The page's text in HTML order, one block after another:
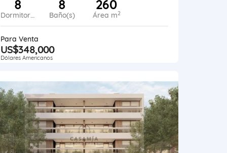
8
Dormitorios
8
Baño(s)
260
Área m2
Para Venta
US$348,000
Dólares Americanos